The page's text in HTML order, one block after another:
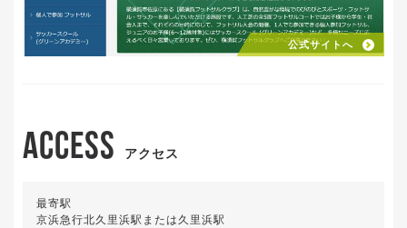
公式サイトへ
ACCESS アクセス
最寄駅
京浜急行北久里浜駅または久里浜駅